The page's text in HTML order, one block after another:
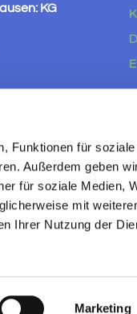
Funktionen für
Außerdem geben
für soziale Medien,
mit
Ihrer Nutzung der
Marketing
KG